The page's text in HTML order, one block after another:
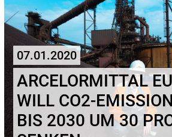
07.01.2020
ARCELORMITTAL
WILL CO2-
BIS 2030 UM 30